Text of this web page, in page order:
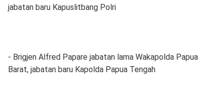
jabatan baru Kapuslitbang Polri
- Brigjen Alfred Papare jabatan lama Wakapolda Papua
Barat, jabatan baru Kapolda Papua Tengah